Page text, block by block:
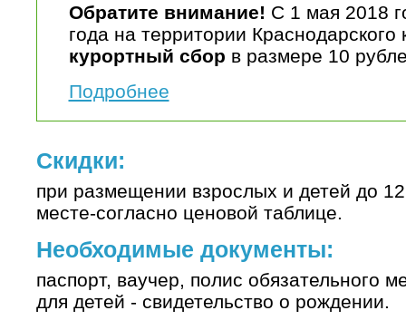
Обратите внимание! С 1 мая 2018
года на территории Краснодарского
курортный сбор в размере 10
Подробнее
Скидки:
при размещении взрослых и детей до
месте-согласно ценовой таблице.
Необходимые документы:
паспорт, ваучер, полис обязательного
для детей - свидетельство о рождении.